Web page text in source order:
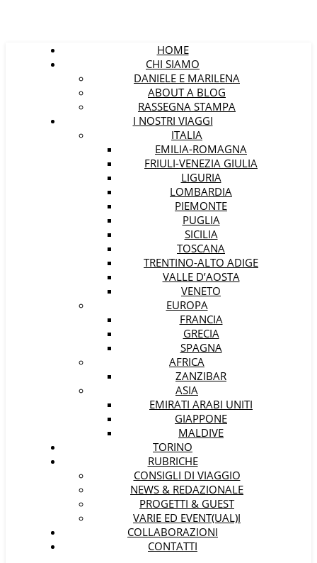
HOME
CHI SIAMO
DANIELE E MARILENA
ABOUT A BLOG
RASSEGNA STAMPA
I NOSTRI VIAGGI
ITALIA
EMILIA-ROMAGNA
FRIULI-VENEZIA GIULIA
LIGURIA
LOMBARDIA
PIEMONTE
PUGLIA
SICILIA
TOSCANA
TRENTINO-ALTO ADIGE
VALLE D’AOSTA
VENETO
EUROPA
FRANCIA
GRECIA
SPAGNA
AFRICA
ZANZIBAR
ASIA
EMIRATI ARABI UNITI
GIAPPONE
MALDIVE
TORINO
RUBRICHE
CONSIGLI DI VIAGGIO
NEWS & REDAZIONALE
PROGETTI & GUEST
VARIE ED EVENT(UAL)I
COLLABORAZIONI
CONTATTI